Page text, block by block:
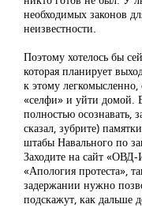
необходимых законов
неизвестности.
Поэтому хотелось бы
которая планирует
к этому
«селфи» и уйти домой.
полностью осознавать,
сказал, зубрите)
штабы Навального по
Заходите на сайт
«Апология протеста»,
задержании нужно
подскажут, как дальше